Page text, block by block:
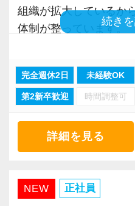
安心して成長できる環
毎週の社内研修、月1回
る勉強会など、
学びの機会を継続的に
税理士を目指して勉強
繁忙期以外の残業は少
努力を続ける人が、着
組織が拡大しているか
体制が整っています。
現在在籍しているパー
て世代です。
き方をしている方もい
お子さまの急な体調不
軟に対応しています。
続き
完全週休2日 未経験OK
第2新卒歓迎 時間調整可
詳細を見る
NEW 正社員